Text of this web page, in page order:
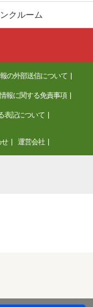
クルーム
の外部送信について
報に関する免責事項
表記について
運営会社